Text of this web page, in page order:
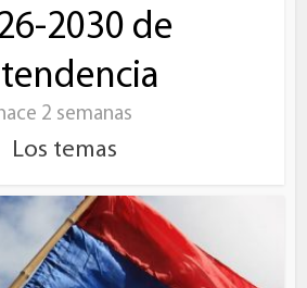
2030 de
2 semanas
Los temas